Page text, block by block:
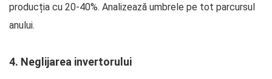
producția cu 20-40%. Analizează umbrele pe tot parcursul
anului.
4. Neglijarea invertorului